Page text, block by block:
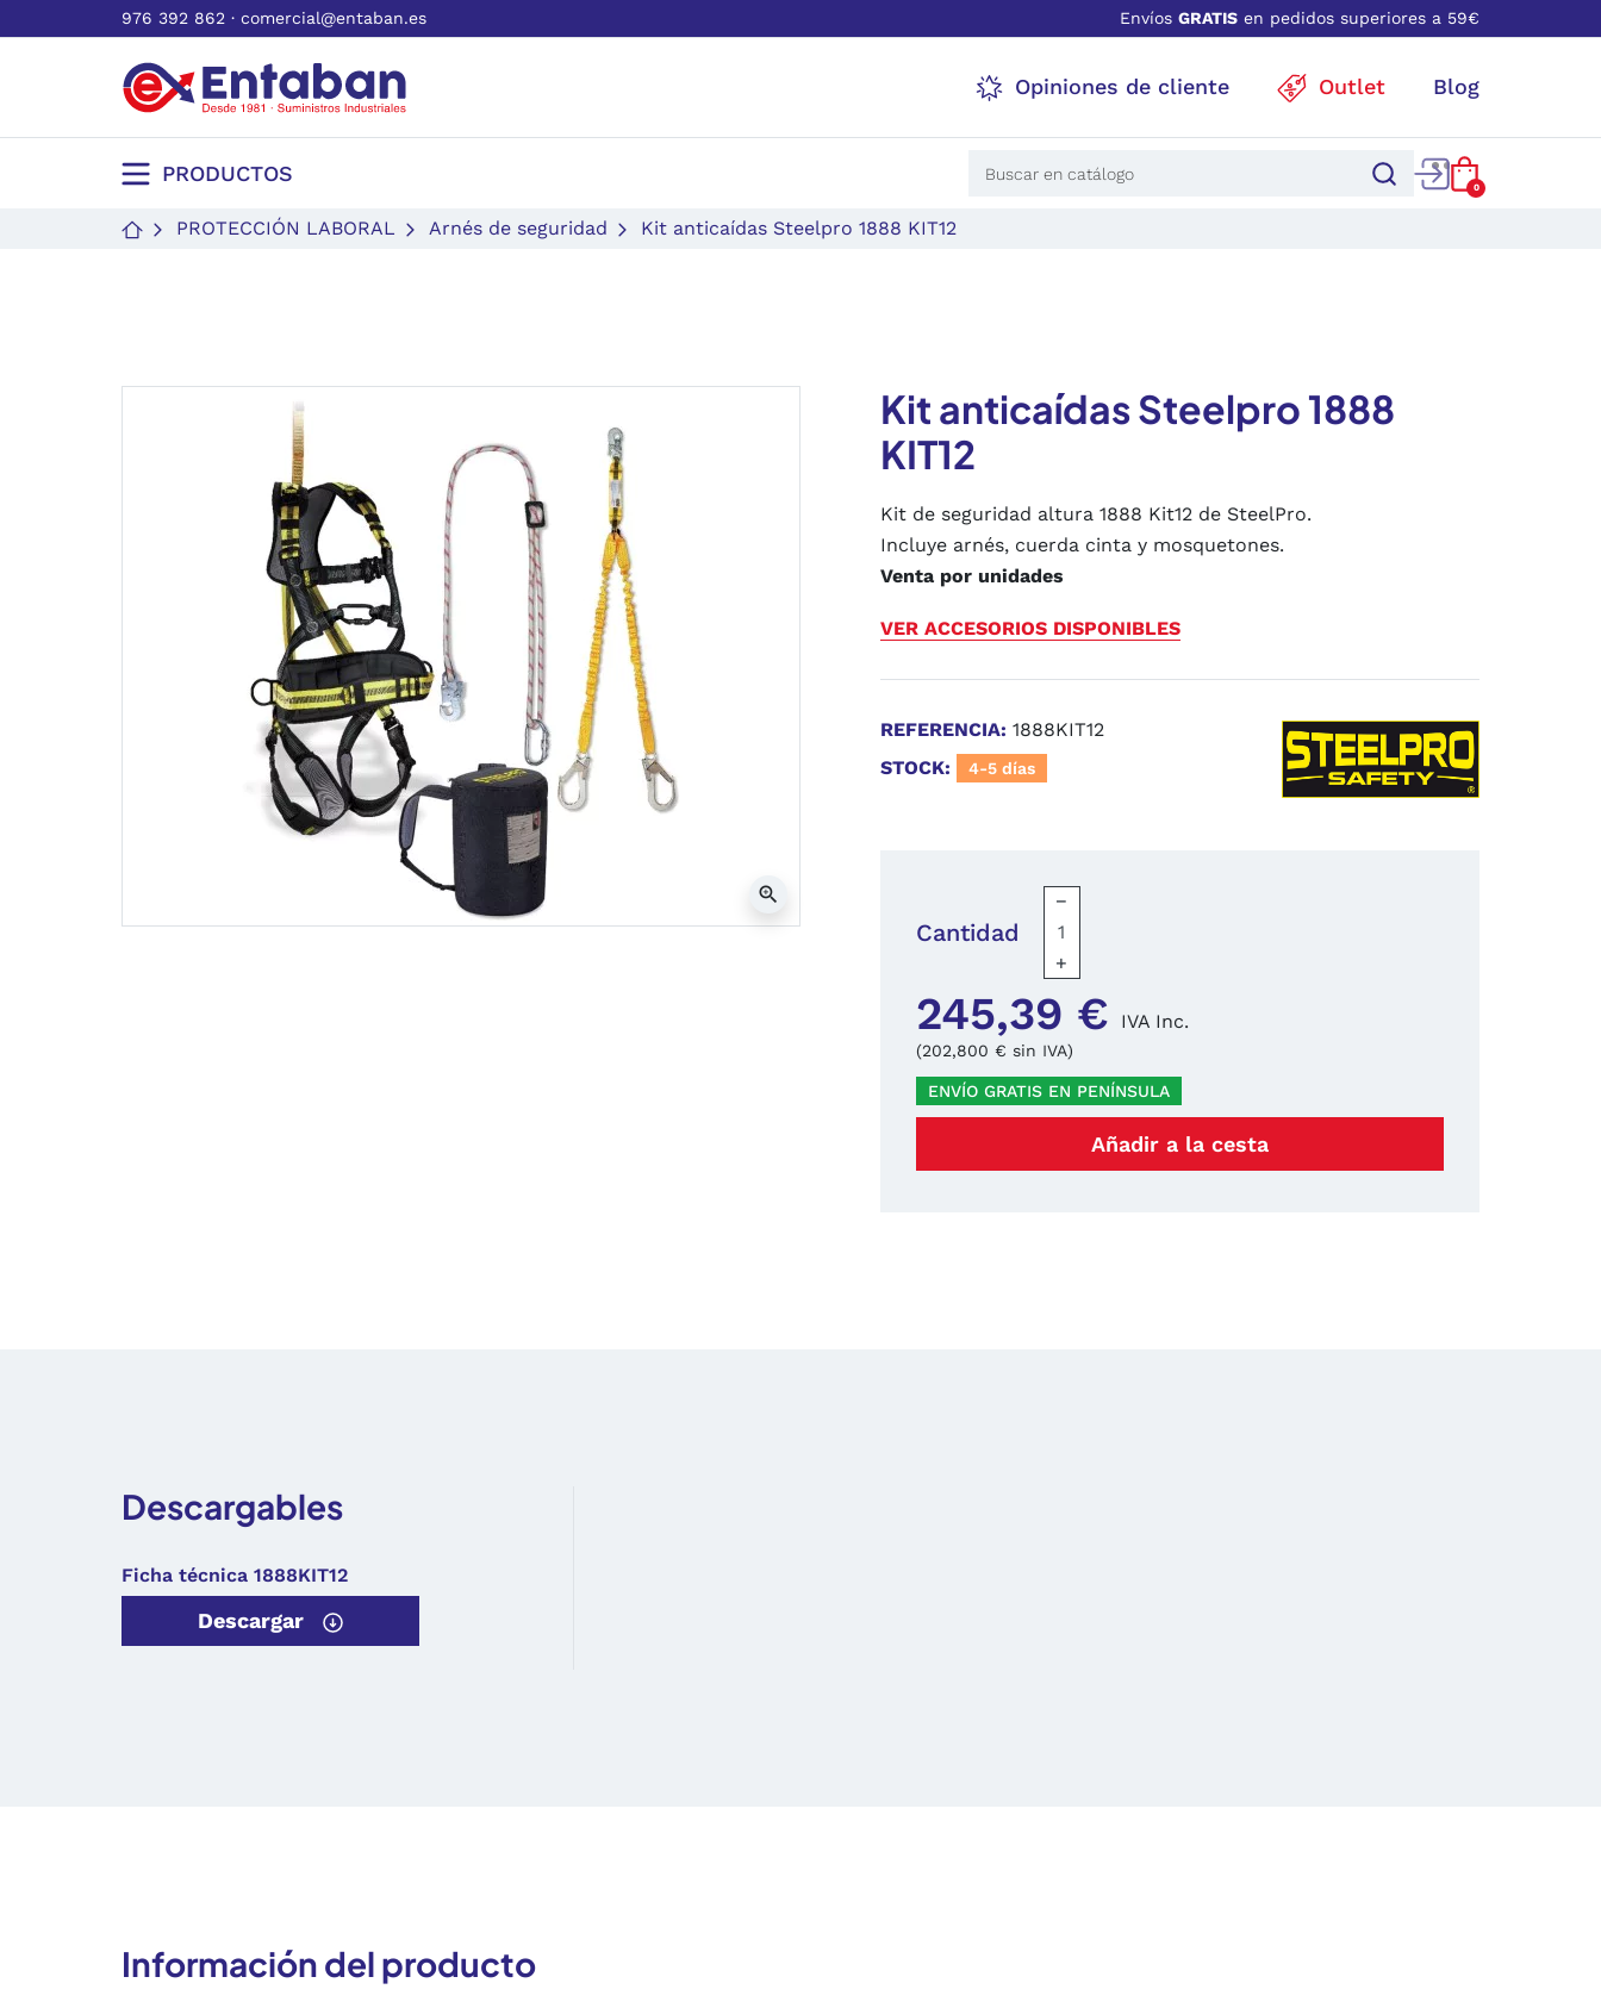
976 392 862 · comercial@entaban.es Envíos GRATIS en pedidos superiores a 59€
Opiniones de cliente Outlet Blog
PRODUCTOS
0
PROTECCIÓN LABORAL Arnés de seguridad Kit anticaídas Steelpro 1888 KIT12
zoom_in
Kit anticaídas Steelpro 1888
KIT12
Kit de seguridad altura 1888 Kit12 de SteelPro.
Incluye arnés, cuerda cinta y mosquetones.
Venta por unidades
VER ACCESORIOS DISPONIBLES
REFERENCIA: 1888KIT12
STOCK:
4-5 días
Cantidad
−
+
245,39 € IVA Inc.
(202,800 € sin IVA)
ENVÍO GRATIS EN PENÍNSULA
Añadir a la cesta
Descargables
Ficha técnica 1888KIT12
Descargar
Información del producto